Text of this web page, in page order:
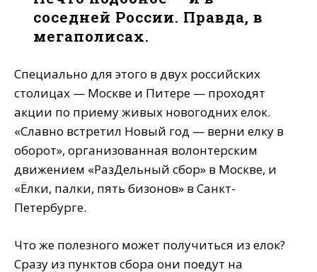
соседней России. Правда, в
мегаполисах.
Специально для этого в двух российских
столицах — Москве и Питере — проходят
акции по приему живых новогодних елок.
«Славно встретил Новый год — верни елку в
оборот», организованная волонтерским
движением «РазДельный сбор» в Москве, и
«Ёлки, палки, пять бизонов» в Санкт-
Петербурге.
Что же полезного может получиться из елок?
Сразу из пунктов сбора они поедут на